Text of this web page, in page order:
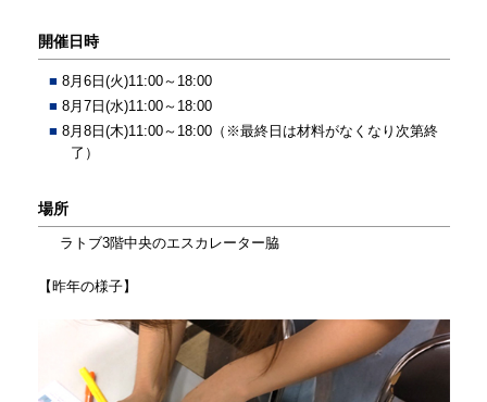
開催日時
8月6日(火)11:00～18:00
8月7日(水)11:00～18:00
8月8日(木)11:00～18:00（※最終日は材料がなくなり次第終
了）
場所
ラトブ3階中央のエスカレーター脇
【昨年の様子】